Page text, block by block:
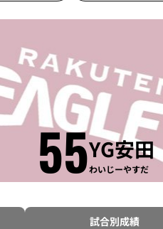
55YG安田
わいじーやすだ
試合別成績